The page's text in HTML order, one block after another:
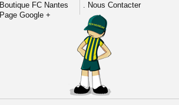
Boutique FC Nantes
Page Google +
. Nous Contacter